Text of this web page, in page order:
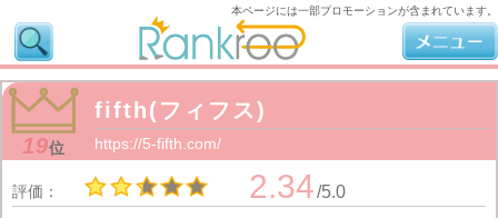
19位
fifth(フィフス)
https://5-fifth.com/
評価： 2.34/5.0
本ページには一部プロモーションが含まれています。